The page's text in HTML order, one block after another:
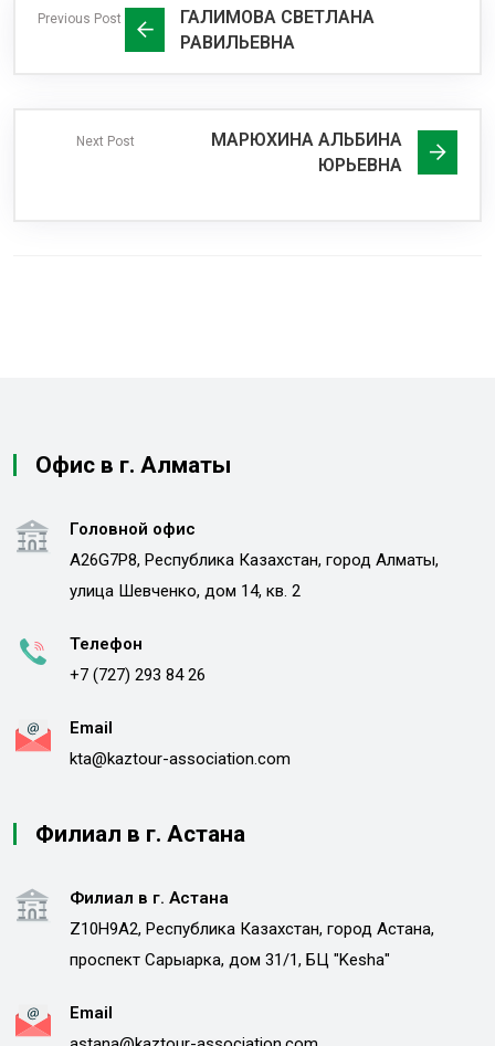
Previous Post
ГАЛИМОВА СВЕТЛАНА
РАВИЛЬЕВНА
Next Post
МАРЮХИНА АЛЬБИНА
ЮРЬЕВНА
Офис в г. Алматы
Головной офис
A26G7P8, Республика Казахстан, город Алматы,
улица Шевченко, дом 14, кв. 2
Телефон
+7 (727) 293 84 26
Email
kta@kaztour-association.com
Филиал в г. Астана
Филиал в г. Астана
Z10H9A2, Республика Казахстан, город Астана,
проспект Сарыарка, дом 31/1, БЦ "Kesha"
Email